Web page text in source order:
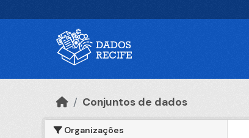
Conjuntos de dados
Organizações